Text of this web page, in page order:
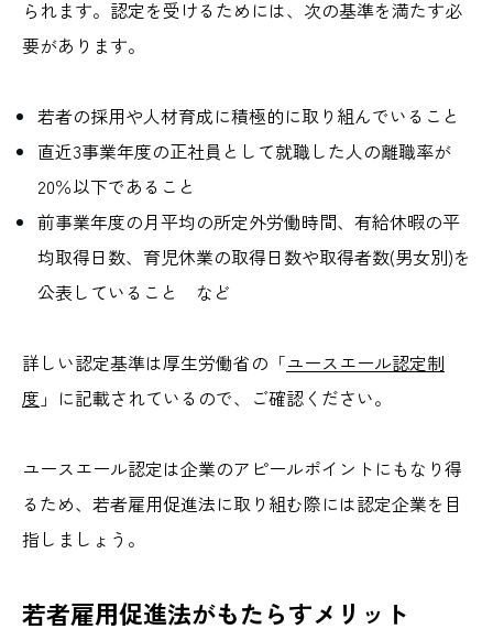
られます。認定を受けるためには、次の基準を満たす必
要があります。
若者の採用や人材育成に積極的に取り組んでいること
直近3事業年度の正社員として就職した人の離職率が
20％以下であること
前事業年度の月平均の所定外労働時間、有給休暇の平
均取得日数、育児休業の取得日数や取得者数(男女別)を
公表していること など
詳しい認定基準は厚生労働省の「ユースエール認定制
度 」に記載されているので、ご確認ください。
ユースエール認定は企業のアピールポイントにもなり得
るため、若者雇用促進法に取り組む際には認定企業を目
指しましょう。
若者雇用促進法がもたらすメリット